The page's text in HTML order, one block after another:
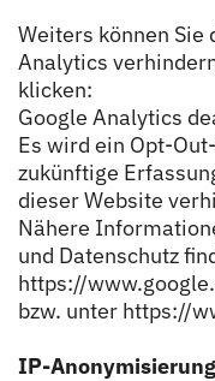
Weiters können Sie
Analytics
klicken:
Google Analytics
Es wird ein Opt-
zukünftige
dieser Website
Nähere
und Datenschutz
https://
bzw. unter https://
IP-Anonymisierung